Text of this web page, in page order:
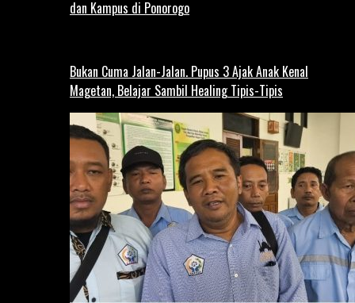
dan Kampus di Ponorogo
Bukan Cuma Jalan-Jalan. Pupus 3 Ajak Anak Kenal
Magetan, Belajar Sambil Healing Tipis-Tipis